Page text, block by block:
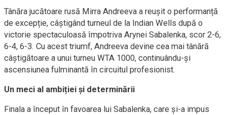
Tânăra jucătoare rusă Mirra Andreeva a reușit o performanță
de excepție, câștigând turneul de la Indian Wells după o
victorie spectaculoasă împotriva Arynei Sabalenka, scor 2-6,
6-4, 6-3. Cu acest triumf, Andreeva devine cea mai tânără
câștigătoare a unui turneu WTA 1000, continuându-și
ascensiunea fulminantă în circuitul profesionist.
Un meci al ambiției și determinării
Finala a început în favoarea lui Sabalenka, care și-a impus